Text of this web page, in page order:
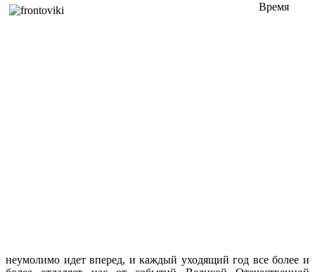
Время
неумолимо идет вперед, и каждый уходящий год все более и